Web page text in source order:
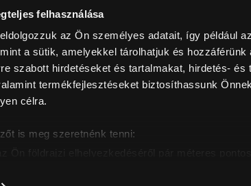
felhasználása
az Ön személyes adatait, így például
a sütik, amelyekkel tárolhatjuk és hozzáférünk
szabott hirdetéseket és tartalmakat, hirdetés- és
termékfejlesztéseket biztosíthassunk
célra.
is meg szeretnénk tenni:
© 2026. Minden jog fenntartva! Euronics Műszaki